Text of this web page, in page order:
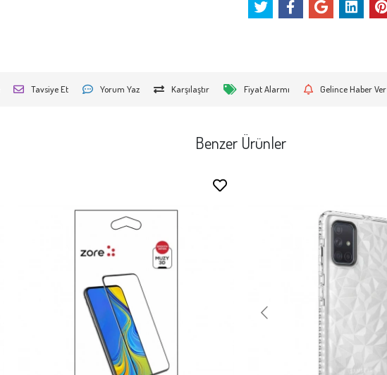
Tavsiye Et Yorum Yaz Karşılaştır Fiyat Alarmı Gelince Haber Ver
Benzer Ürünler